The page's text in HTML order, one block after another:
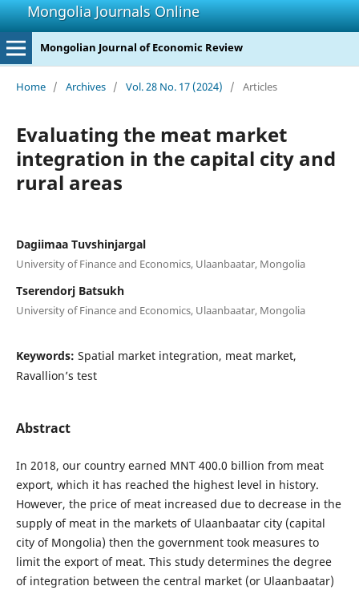
Mongolia Journals Online
Mongolian Journal of Economic Review
Home / Archives / Vol. 28 No. 17 (2024) / Articles
Evaluating the meat market
integration in the capital city and
rural areas
Dagiimaa Tuvshinjargal
University of Finance and Economics, Ulaanbaatar, Mongolia
Tserendorj Batsukh
University of Finance and Economics, Ulaanbaatar, Mongolia
Keywords: Spatial market integration, meat market,
Ravallion’s test
Abstract
In 2018, our country earned MNT 400.0 billion from meat
export, which it has reached the highest level in history.
However, the price of meat increased due to decrease in the
supply of meat in the markets of Ulaanbaatar city (capital
city of Mongolia) then the government took measures to
limit the export of meat. This study determines the degree
of integration between the central market (or Ulaanbaatar)